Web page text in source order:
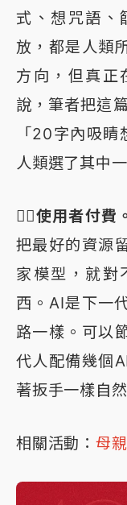
式、想咒語、
放，都是人類
方向，但真正
說，筆者把這
「20字內吸
人類選了其中
👉🏻使用者付費
把最好的資源
家模型，就對
西。AI是下一
路一樣。可以
代人配備幾個
著扳手一樣自然
相關活動： 母